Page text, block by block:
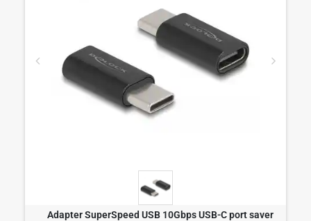
Adapter SuperSpeed USB 10Gbps USB-C port saver